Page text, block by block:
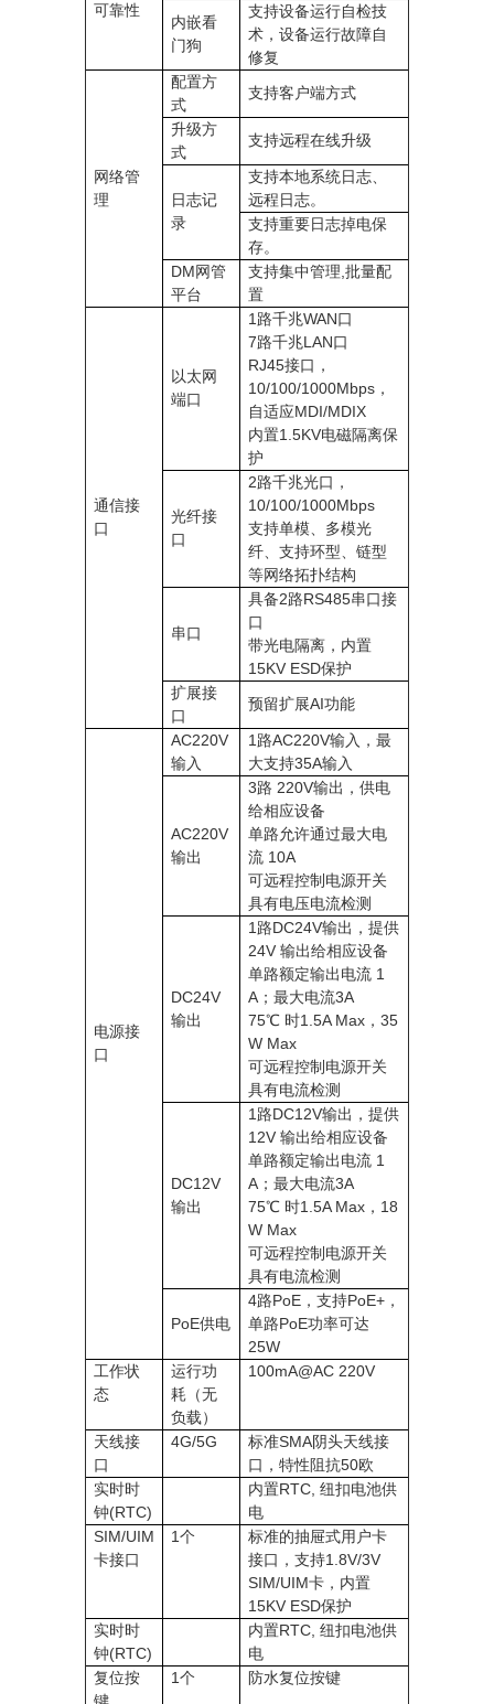
可靠性
内嵌看
门狗
支持设备运行自检技
术，设备运行故障自
修复
网络管
理
配置方
式
支持客户端方式
升级方
式
支持远程在线升级
日志记
录
支持本地系统日志、
远程日志。
支持重要日志掉电保
存。
DM网管
平台
支持集中管理,批量配
置
通信接
口
以太网
端口
1路千兆WAN口
7路千兆LAN口
RJ45接口，
10/100/1000Mbps，
自适应MDI/MDIX
内置1.5KV电磁隔离保
护
光纤接
口
2路千兆光口，
10/100/1000Mbps
支持单模、多模光
纤、支持环型、链型
等网络拓扑结构
串口
具备2路RS485串口接
口
带光电隔离，内置
15KV ESD保护
扩展接
口
预留扩展AI功能
电源接
口
AC220V
输入
1路AC220V输入，最
大支持35A输入
AC220V
输出
3路 220V输出，供电
给相应设备
单路允许通过最大电
流 10A
可远程控制电源开关
具有电压电流检测
DC24V
输出
1路DC24V输出，提供
24V 输出给相应设备
单路额定输出电流 1
A；最大电流3A
75℃ 时1.5A Max，35
W Max
可远程控制电源开关
具有电流检测
DC12V
输出
1路DC12V输出，提供
12V 输出给相应设备
单路额定输出电流 1
A；最大电流3A
75℃ 时1.5A Max，18
W Max
可远程控制电源开关
具有电流检测
PoE供电
4路PoE，支持PoE+，
单路PoE功率可达
25W
工作状
态
运行功
耗（无
负载）
100mA@AC 220V
天线接
口
4G/5G
标准SMA阴头天线接
口，特性阻抗50欧
实时时
钟(RTC)
内置RTC, 纽扣电池供
电
SIM/UIM
卡接口
1个
标准的抽屉式用户卡
接口，支持1.8V/3V
SIM/UIM卡，内置
15KV ESD保护
实时时
钟(RTC)
内置RTC, 纽扣电池供
电
复位按
1个 防水复位按键